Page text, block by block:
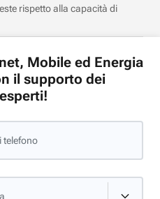
rispetto alla capacità di
Mobile ed Energia
il supporto dei
telefono